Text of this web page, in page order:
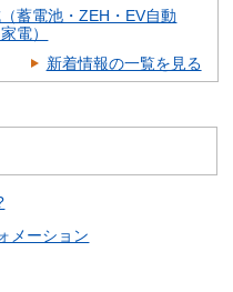
蓄電池・ZEH・EV自動
電）
新着情報の一覧を見る
メーション